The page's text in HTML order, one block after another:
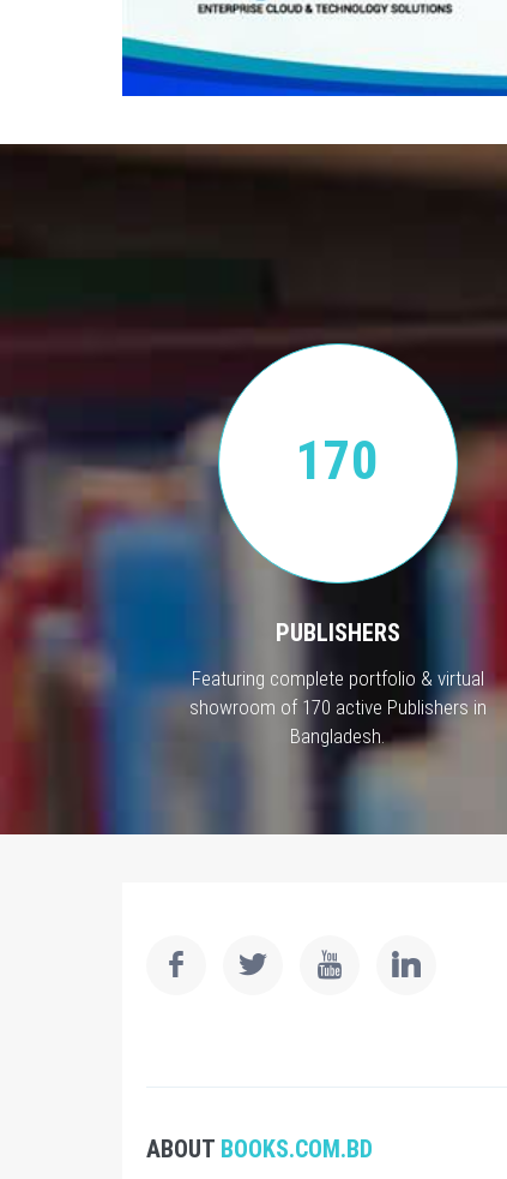
170
PUBLISHERS
Featuring complete portfolio & virtual
showroom of 170 active Publishers in
Bangladesh.
ABOUT BOOKS.COM.BD